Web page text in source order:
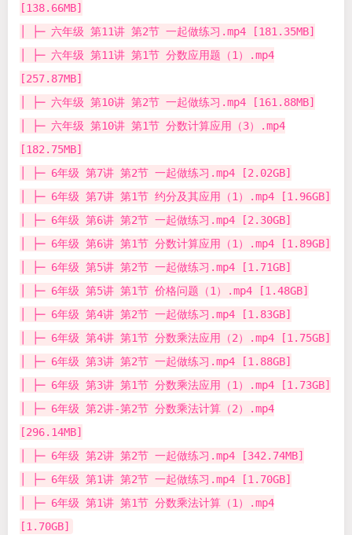
[138.66MB]
│ ├─ 六年级 第11讲 第2节 一起做练习.mp4 [181.35MB]
│ ├─ 六年级 第11讲 第1节 分数应用题（1）.mp4
[257.87MB]
│ ├─ 六年级 第10讲 第2节 一起做练习.mp4 [161.88MB]
│ ├─ 六年级 第10讲 第1节 分数计算应用（3）.mp4
[182.75MB]
│ ├─ 6年级 第7讲 第2节 一起做练习.mp4 [2.02GB]
│ ├─ 6年级 第7讲 第1节 约分及其应用（1）.mp4 [1.96GB]
│ ├─ 6年级 第6讲 第2节 一起做练习.mp4 [2.30GB]
│ ├─ 6年级 第6讲 第1节 分数计算应用（1）.mp4 [1.89GB]
│ ├─ 6年级 第5讲 第2节 一起做练习.mp4 [1.71GB]
│ ├─ 6年级 第5讲 第1节 价格问题（1）.mp4 [1.48GB]
│ ├─ 6年级 第4讲 第2节 一起做练习.mp4 [1.83GB]
│ ├─ 6年级 第4讲 第1节 分数乘法应用（2）.mp4 [1.75GB]
│ ├─ 6年级 第3讲 第2节 一起做练习.mp4 [1.88GB]
│ ├─ 6年级 第3讲 第1节 分数乘法应用（1）.mp4 [1.73GB]
│ ├─ 6年级 第2讲-第2节 分数乘法计算（2）.mp4
[296.14MB]
│ ├─ 6年级 第2讲 第2节 一起做练习.mp4 [342.74MB]
│ ├─ 6年级 第1讲 第2节 一起做练习.mp4 [1.70GB]
│ ├─ 6年级 第1讲 第1节 分数乘法计算（1）.mp4
[1.70GB]